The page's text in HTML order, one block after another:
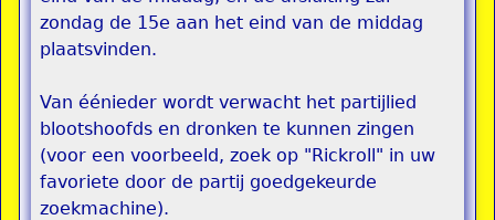
zondag de 15e aan het eind van de middag
plaatsvinden.
Van éénieder wordt verwacht het partijlied
blootshoofds en dronken te kunnen zingen
(voor een voorbeeld, zoek op "Rickroll" in uw
favoriete door de partij goedgekeurde
zoekmachine).